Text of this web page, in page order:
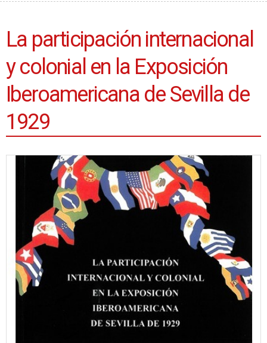
La participación internacional
y colonial en la Exposición
Iberoamericana de Sevilla de
1929